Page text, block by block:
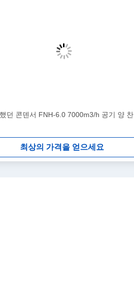
던 콘덴서 FNH-6.0 7000m3/h 공기 양
최상의 가격을 얻으세요